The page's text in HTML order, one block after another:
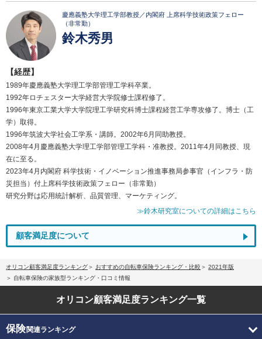
慶應義塾大学理工学部教授／内閣府 上席科学技術政策フェロー
（非常勤）
鈴木秀男
【経歴】
1989年慶應義塾大学理工学部管理工学科卒業。
1992年ロチェスター大学経営大学院修士課程修了。
1996年東京工業大学大学院理工学研究科博士課程経営工学専攻修了。博士（工
学）取得。
1996年筑波大学社会工学系・講師。2002年6月同助教授。
2008年4月慶應義塾大学理工学部管理工学科・准教授。2011年4月同教授、現
在に至る。
2023年4月内閣府 科学技術・イノベーション推進事務局参事官（インフラ・防
災担当）付上席科学技術政策フェロー（非常勤）
研究分野は応用統計解析、品質管理、マーケティング。
≫鈴木研究室についての詳細はこちら
顧客満足度について
オリコン顧客満足度ランキング おすすめの自転車保険ランキング・比較
2021年版
自転車保険の家族型ランキング・口コミ情報
オリコン顧客満足度ランキング一覧
保険関連ランキング